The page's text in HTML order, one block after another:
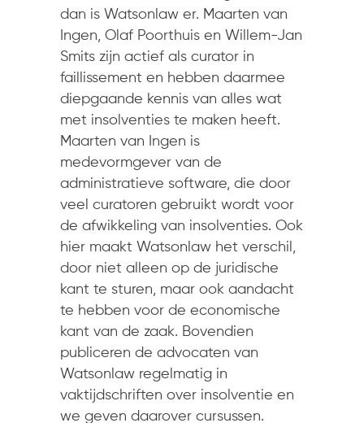
dan is Watsonlaw er. Maarten van
Ingen, Olaf Poorthuis en Willem-Jan
Smits zijn actief als curator in
faillissement en hebben daarmee
diepgaande kennis van alles wat
met insolventies te maken heeft.
Maarten van Ingen is
medevormgever van de
administratieve software, die door
veel curatoren gebruikt wordt voor
de afwikkeling van insolventies. Ook
hier maakt Watsonlaw het verschil,
door niet alleen op de juridische
kant te sturen, maar ook aandacht
te hebben voor de economische
kant van de zaak. Bovendien
publiceren de advocaten van
Watsonlaw regelmatig in
vaktijdschriften over insolventie en
we geven daarover cursussen.